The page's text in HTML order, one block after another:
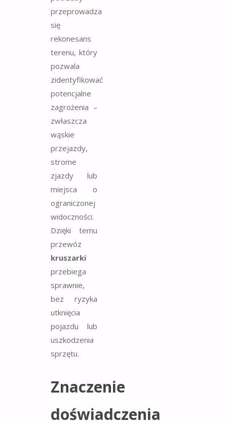
przeprowadza
się
rekonesans
terenu, który
pozwala
zidentyfikować
potencjalne
zagrożenia –
zwłaszcza
wąskie
przejazdy,
strome
zjazdy lub
miejsca o
ograniczonej
widoczności.
Dzięki temu
przewóz
kruszarki
przebiega
sprawnie,
bez ryzyka
utknięcia
pojazdu lub
uszkodzenia
sprzętu.
Znaczenie
doświadczenia